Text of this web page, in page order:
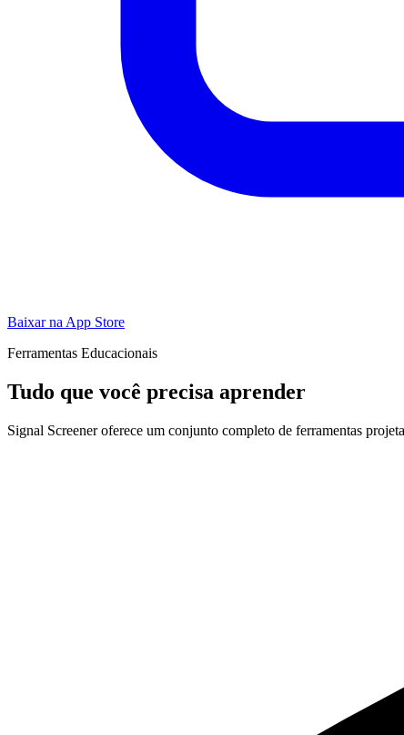
Baixar na App Store
Ferramentas Educacionais
Tudo que você precisa aprender
Signal Screener oferece um conjunto completo de ferramentas